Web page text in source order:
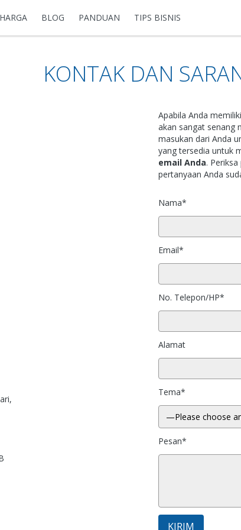
HARGA BLOG PANDUAN TIPS BISNIS
KONTAK DAN
Apabila Anda
akan sangat senang
masukan dari Anda
yang tersedia untuk
email Anda.
pertanyaan Anda
Nama*
Email*
No. Telepon/HP*
Alamat
Tema*
Pesan*